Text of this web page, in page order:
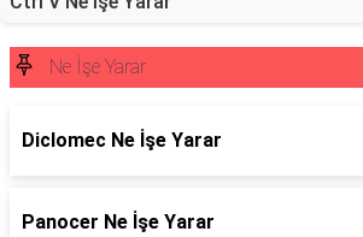
Ne İşe Yarar
Diclomec Ne İşe Yarar
Panocer Ne İşe Yarar